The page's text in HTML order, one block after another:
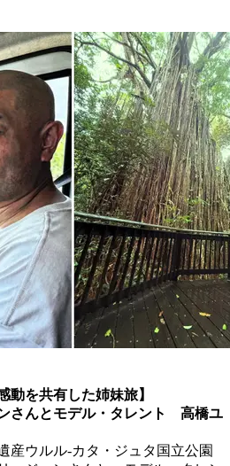
動を共有した姉妹旅】
さんとモデル・タレント 高橋ユ
産ウルル-カタ・ジュタ国立公園